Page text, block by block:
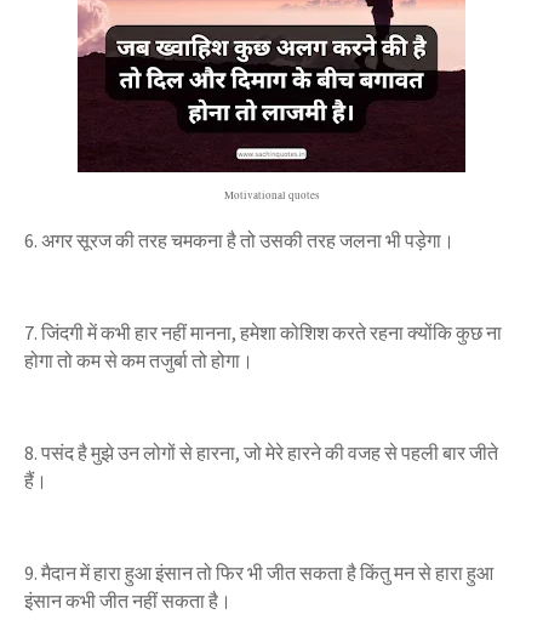
Motivational quotes
6. अगर सूरज की तरह चमकना है तो उसकी तरह जलना भी पड़ेगा।
7. जिंदगी में कभी हार नहीं मानना, हमेशा कोशिश करते रहना क्योंकि कुछ ना
होगा तो कम से कम तजुर्बा तो होगा।
8. पसंद है मुझे उन लोगों से हारना, जो मेरे हारने की वजह से पहली बार जीते
हैं।
9. मैदान में हारा हुआ इंसान तो फिर भी जीत सकता है किंतु मन से हारा हुआ
इंसान कभी जीत नहीं सकता है।